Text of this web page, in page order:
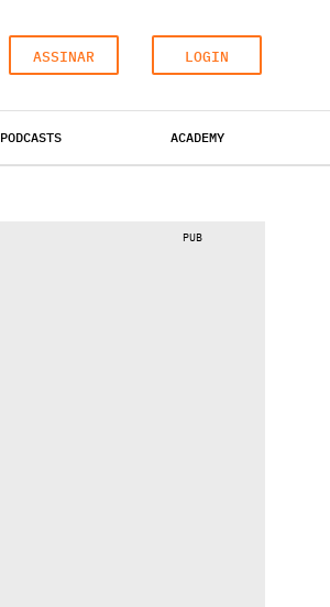
ASSINAR LOGIN
PODCASTS ACADEMY
PUB